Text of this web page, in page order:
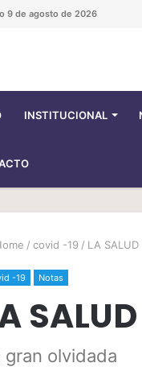
9 de agosto de 2026
INSTITUCIONAL
/ covid -19 / LA SALUD
-19 Notas
gran olvidada